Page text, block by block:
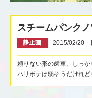
スチームパンク
2015/02/20
頼りない形の歯車、しっ
ハリボテは弱そうだけれ